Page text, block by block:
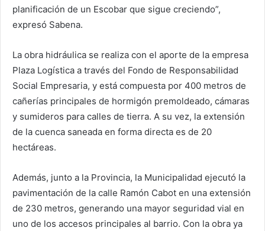
planificación de un Escobar que sigue creciendo”,
expresó Sabena.
La obra hidráulica se realiza con el aporte de la empresa
Plaza Logística a través del Fondo de Responsabilidad
Social Empresaria, y está compuesta por 400 metros de
cañerías principales de hormigón premoldeado, cámaras
y sumideros para calles de tierra. A su vez, la extensión
de la cuenca saneada en forma directa es de 20
hectáreas.
Además, junto a la Provincia, la Municipalidad ejecutó la
pavimentación de la calle Ramón Cabot en una extensión
de 230 metros, generando una mayor seguridad vial en
uno de los accesos principales al barrio. Con la obra ya